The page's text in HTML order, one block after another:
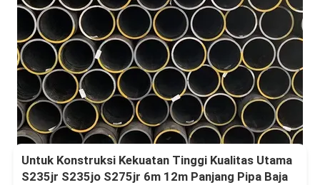
Untuk Konstruksi Kekuatan Tinggi Kualitas Utama
S235jr S235jo S275jr 6m 12m Panjang Pipa Baja